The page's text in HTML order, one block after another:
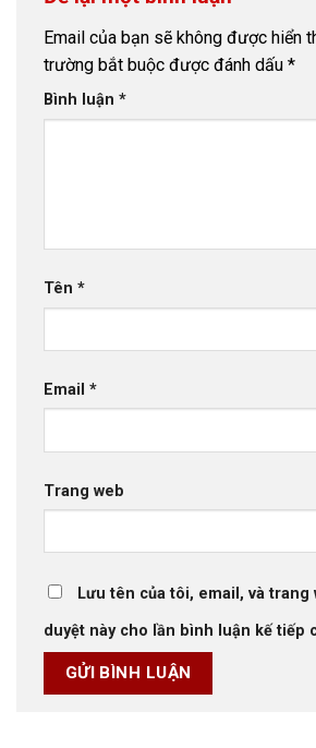
Email của bạn sẽ không được hiển
trường bắt buộc được đánh dấu *
Bình luận *
Tên *
Email *
Trang web
Lưu tên của tôi, email, và
duyệt này cho lần bình luận kế tiếp